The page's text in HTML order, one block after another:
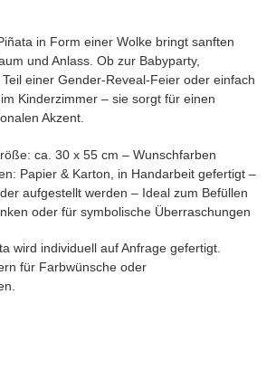
in Form einer Wolke bringt sanften
und Anlass. Ob zur Babyparty,
einer Gender-Reveal-Feier oder einfach
Kinderzimmer – sie sorgt für einen
Akzent.
ca. 30 x 55 cm – Wunschfarben
Papier & Karton, in Handarbeit gefertigt –
aufgestellt werden – Ideal zum Befüllen
oder für symbolische Überraschungen
wird individuell auf Anfrage gefertigt.
für Farbwünsche oder